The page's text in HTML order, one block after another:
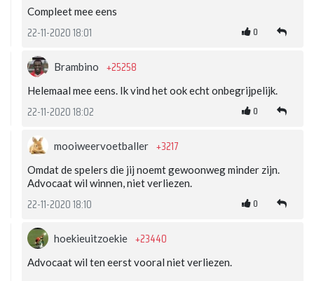
Compleet mee eens
22-11-2020 18:01 0
Brambino +25258
Helemaal mee eens. Ik vind het ook echt onbegrijpelijk.
22-11-2020 18:02 0
mooiweervoetballer +3217
Omdat de spelers die jij noemt gewoonweg minder zijn.
Advocaat wil winnen, niet verliezen.
22-11-2020 18:10 0
hoekieuitzoekie +23440
Advocaat wil ten eerst vooral niet verliezen.